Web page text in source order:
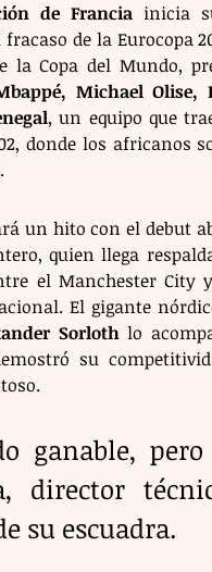
de Francia inicia
de la Eurocopa
la Copa del Mundo,
Michael Olise,
, un equipo que
donde los africanos
un hito con el debut
quien llega
Sorloth lo
su
ganable,
director
su escuadra.